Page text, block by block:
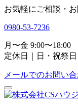
お気軽にご相談・
0980-53-7236
月〜金 9:00〜18:00
定休日｜日・祝祭
メールでのお問い